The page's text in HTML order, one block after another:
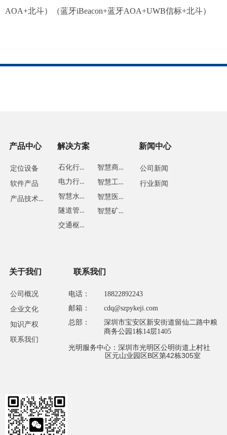
AOA+北斗）（蓝牙iBeacon+蓝牙AOA+UWB信标+北斗）
产品中心
定位设备
软件产品
产品技术方案
解决方案
石化行业
电力行业
智慧水务
隧道管廊
交通枢纽
智慧商业
智慧工地
智慧医疗
智慧矿山
新闻中心
公司新闻
行业新闻
关于我们
公司概况
企业文化
知识产权
联系我们
联系我们
电话：
18822892243
邮箱：
cdq@szpykeji.com
总部：
深圳市宝安区新安街道留仙二路中粮
商务公园1栋14层1405
光明服务中心：深圳市光明区公明街道上村社
区元山业园区B区第42栋305室